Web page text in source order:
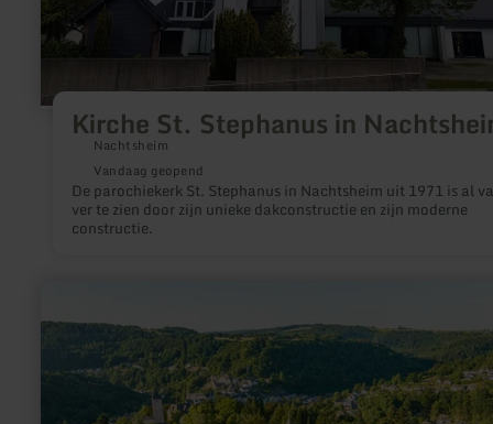
Kirche St. Stephanus in
Nachtsheim
Vandaag geopend
De parochiekerk St. Stephanus in Nachtsheim uit 1971 is al
ver te zien door zijn unieke dakconstructie en zijn moderne
constructie.
over:
Collegiale
Kyllburg